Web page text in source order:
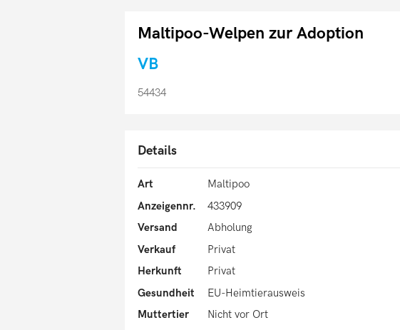
Maltipoo-Welpen zur Adoption
VB
54434
Details
Art
Maltipoo
Anzeigennr.
433909
Versand
Abholung
Verkauf
Privat
Herkunft
Privat
Gesundheit
EU-Heimtierausweis
Muttertier
Nicht vor Ort